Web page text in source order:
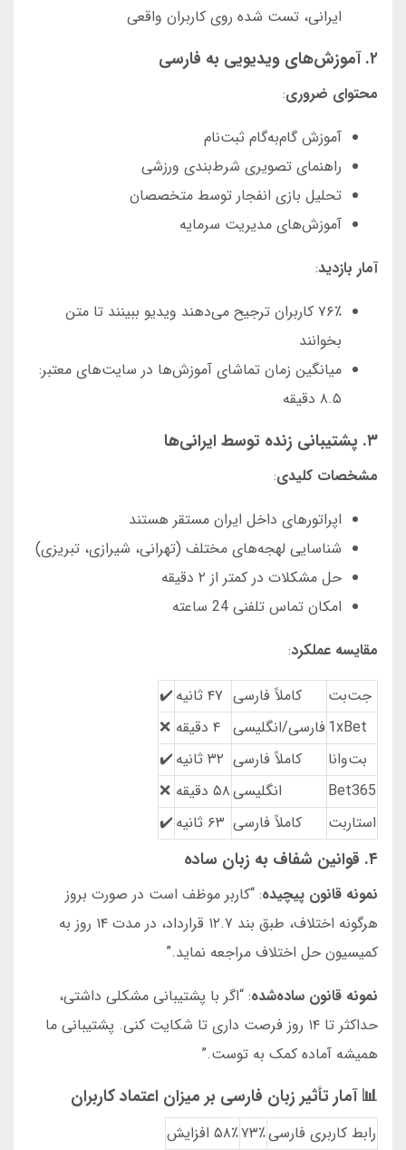
ایرانی، تست شده روی کاربران واقعی
۲. آموزش‌های ویدیویی به فارسی
محتوای ضروری:
آموزش گام‌به‌گام ثبت‌نام
راهنمای تصویری شرط‌بندی ورزشی
تحلیل بازی انفجار توسط متخصصان
آموزش‌های مدیریت سرمایه
آمار بازدید:
۷۶٪ کاربران ترجیح می‌دهند ویدیو ببینند تا متن
بخوانند
میانگین زمان تماشای آموزش‌ها در سایت‌های معتبر:
۸.۵ دقیقه
۳. پشتیبانی زنده توسط ایرانی‌ها
مشخصات کلیدی:
اپراتورهای داخل ایران مستقر هستند
شناسایی لهجه‌های مختلف (تهرانی، شیرازی، تبریزی)
حل مشکلات در کمتر از ۲ دقیقه
امکان تماس تلفنی 24 ساعته
مقایسه عملکرد:
جت‌بت
کاملاً فارسی ۴۷ ثانیه
✔️
1xBetفارسی/انگلیسی ۴ دقیقه
❌
بت‌وانا
کاملاً فارسی ۳۲ ثانیه
✔️
Bet365
انگلیسی۵۸ دقیقه
❌
استاربت
کاملاً فارسی ۶۳ ثانیه ✔️
۴. قوانین شفاف به زبان ساده
نمونه قانون پیچیده: “کاربر موظف است در صورت بروز
هرگونه اختلاف، طبق بند ۱۲.۷ قرارداد، در مدت ۱۴ روز به
کمیسیون حل اختلاف مراجعه نماید.”
نمونه قانون ساده‌شده: “اگر با پشتیبانی مشکلی داشتی،
حداکثر تا ۱۴ روز فرصت داری تا شکایت کنی. پشتیبانی ما
همیشه آماده کمک به توست.”
📊 آمار تأثیر زبان فارسی بر میزان اعتماد کاربران
رابط کاربری فارسی۷۳٪۵۸٪ افزایش